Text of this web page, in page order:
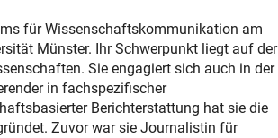
für Wissenschaftskommunikation am
Münster. Ihr Schwerpunkt liegt auf der
Sie engagiert sich auch in der
in fachspezifischer
Berichterstattung hat sie die
Zuvor war sie Journalistin für